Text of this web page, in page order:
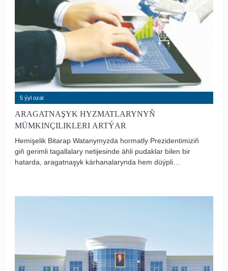
5 ýyl ozal
ARAGATNAŞYK HYZMATLARYNYŇ
MÜMKINÇILIKLERI ARTÝAR
Hemişelik Bitarap Watanymyzda hormatly Prezidentimiziň
giň gerimli tagallalary netijesinde ähli pudaklar bilen bir
hatarda, aragatnaşyk kärhanalarynda hem düýpli